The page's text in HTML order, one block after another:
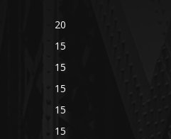
20
15
15
15
15
15